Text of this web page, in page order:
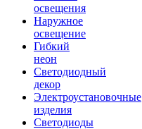
освещения
Наружное
освещение
Гибкий
неон
Светодиодный
декор
Электроустановочные
изделия
Светодиоды